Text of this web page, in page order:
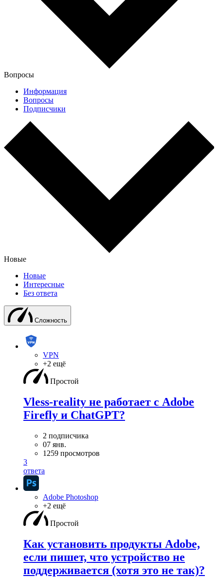
Вопросы
Информация
Вопросы
Подписчики
Новые
Новые
Интересные
Без ответа
Сложность
VPN
+2 ещё
Простой
Vless-reality не работает с Adobe
Firefly и ChatGPT?
2 подписчика
07 янв.
1259 просмотров
3
ответа
Adobe Photoshop
+2 ещё
Простой
Как установить продукты Adobe,
если пишет, что устройство не
поддерживается (хотя это не так)?